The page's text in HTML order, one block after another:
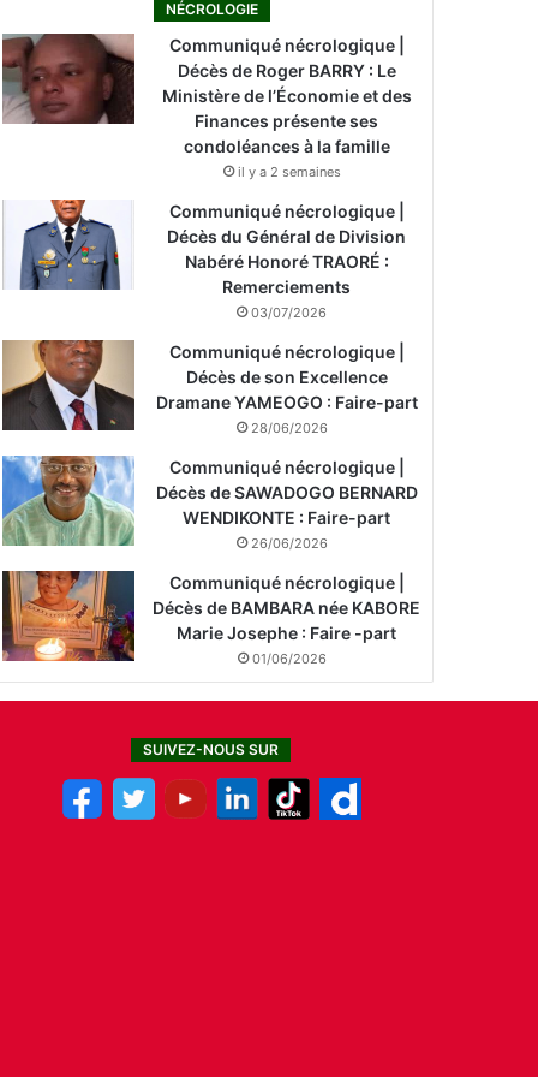
NÉCROLOGIE
Communiqué nécrologique |
Décès de Roger BARRY : Le
Ministère de l’Économie et des
Finances présente ses
condoléances à la famille
il y a 2 semaines
Communiqué nécrologique |
Décès du Général de Division
Nabéré Honoré TRAORÉ :
Remerciements
03/07/2026
Communiqué nécrologique |
Décès de son Excellence
Dramane YAMEOGO : Faire-part
28/06/2026
Communiqué nécrologique |
Décès de SAWADOGO BERNARD
WENDIKONTE : Faire-part
26/06/2026
Communiqué nécrologique |
Décès de BAMBARA née KABORE
Marie Josephe : Faire -part
01/06/2026
SUIVEZ-NOUS SUR